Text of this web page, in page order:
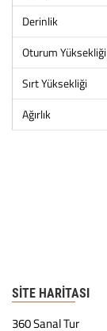
Derinlik
Oturum Yüksekliği
Sırt Yüksekliği
Ağırlık
SITE HARITASI
360 Sanal Tur